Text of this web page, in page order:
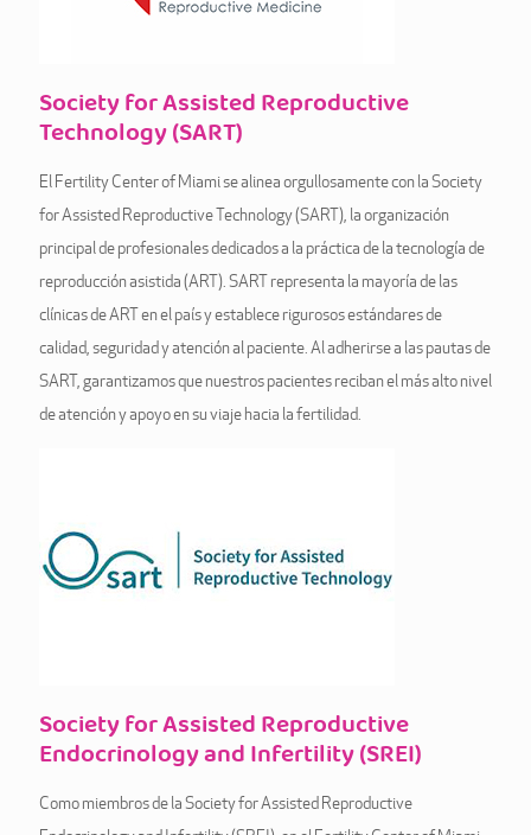
Society for Assisted Reproductive
Technology (SART)
El Fertility Center of Miami se alinea orgullosamente con la Society
for Assisted Reproductive Technology (SART), la organización
principal de profesionales dedicados a la práctica de la tecnología de
reproducción asistida (ART). SART representa la mayoría de las
clínicas de ART en el país y establece rigurosos estándares de
calidad, seguridad y atención al paciente. Al adherirse a las pautas de
SART, garantizamos que nuestros pacientes reciban el más alto nivel
de atención y apoyo en su viaje hacia la fertilidad.
Society for Assisted Reproductive
Endocrinology and Infertility (SREI)
Como miembros de la Society for Assisted Reproductive